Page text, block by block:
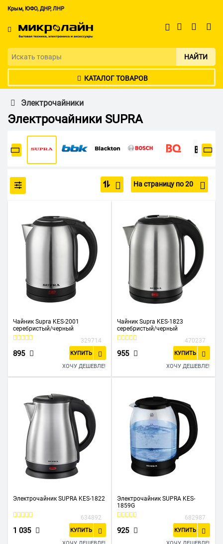
Крым, ЮФО, ДНР, ЛНР
НАЙТИ
КАТАЛОГ ТОВАРОВ
Электрочайники
Электрочайники SUPRA
На страницу по 20
Чайник Supra KES-2001
серебристый/черный
329714
895 КУПИТЬ
ХОЧУ ДЕШЕВЛЕ!
Чайник Supra KES-1823
серебристый/черный
470237
955 КУПИТЬ
ХОЧУ ДЕШЕВЛЕ!
Электрочайник SUPRA KES-1822
634892
1 035 КУПИТЬ
Электрочайник SUPRA KES-
1859G
682987
925 КУПИТЬ